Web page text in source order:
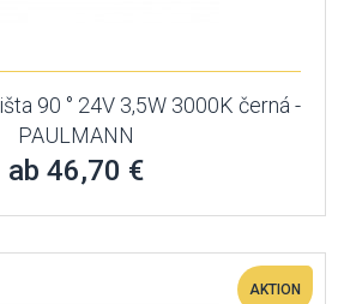
90 ° 24V 3,5W 3000K černá -
PAULMANN
ab 46,70 €
AKTION